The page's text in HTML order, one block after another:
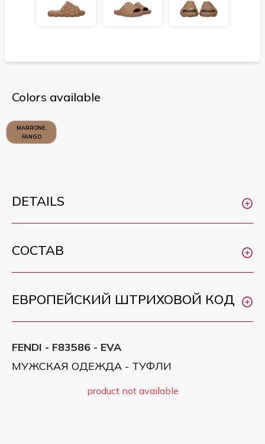
Colors available
MARRONE,
FANGO
DETAILS
СОСТАВ
ЕВРОПЕЙСКИЙ ШТРИХОВОЙ КОД
FENDI - F83586 - EVA
МУЖСКАЯ ОДЕЖДА - ТУФЛИ
product not available